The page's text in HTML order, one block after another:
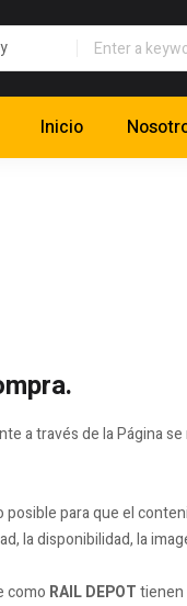
Inicio
a través de la Página
para que el
la disponibilidad, la
como RAIL DEPOTtienen